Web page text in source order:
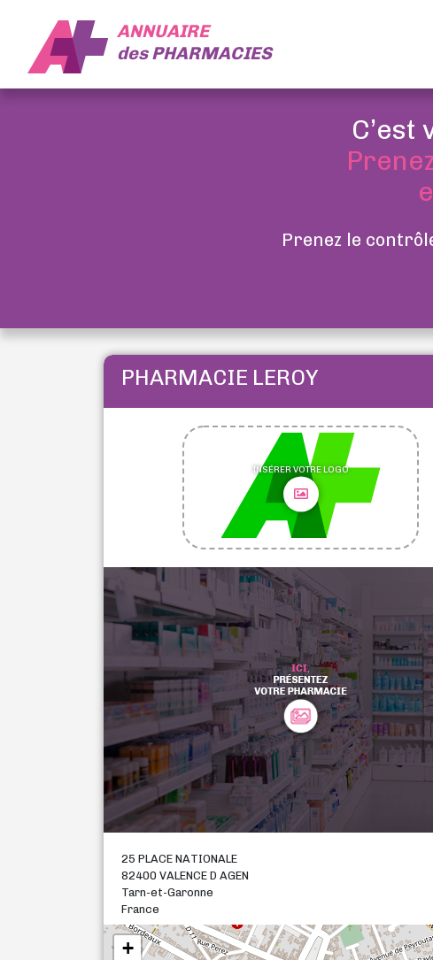
ANNUAIRE
desPHARMACIES
C’est
Prenez le
PHARMACIE LEROY
INSÉRER VOTRE LOGO
25 PLACE NATIONALE
82400 VALENCE D AGEN
Tarn-et-Garonne
France
+